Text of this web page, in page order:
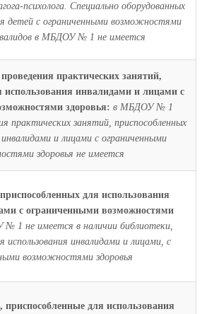
психолога. Специально оборудованных
детей с ограниченными возможностями
в МБДОУ № 1 не имеется
практических занятий,
использования инвалидами и лицами с
здоровья: в МБДОУ № 1
практических занятий, приспособленных
инвалидами и лицами с ограниченными
здоровья не имеется
для использования
с ограниченными возможностями
1 не имеется в наличии библиотеки,
использования инвалидами и лицами, с
возможностями здоровья
приспособленные для использования